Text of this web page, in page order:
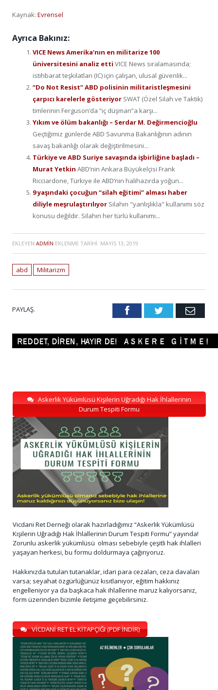
Kaynak: Evrensel
Ayrıca Bakınız:
VICE News Amerika’nın en militarize 100
üniversitesini analiz etti VICE News sıralamasında;
istihbarat teşkilatları (IC) için çalışan, ulusal güvenlik...
“Do Not Resist” ABD polisinin militaristleşmesini
çarpıcı karelerle gösteriyor SWAT (Özel Silah ve Taktik)
timlerinin Ferguson’da “iç düşman”a karşı...
Yıkım ve ölüm bakanlığı – Serdar M. Değirmencioğlu
Geçtiğimiz günlerde ABD Savunma Bakanlığının adının
savaş bakanlığı olarak değiştirilmesini...
Türkiye ve ABD Suriye savaşında işbirliğine başladı –
Murat Yetkin ABD’nin Ankara Büyükelçisi Frank
Ricciardone, Türkiye ile ABD’nin halihazırda yoğun...
9 yaşındaki çocuğun “silah eğitimi” alması haber
diliyle meşrulaştırılıyor Silahın "yanlışlıkla" kullanımı söz
konusu değildir. Silahın her türlü kullanımı...
EKLEYEN ADMIN EKLENME TARIHI: MAYIS 13, 2019
abd Militarizm
PAYLAŞ. FacebookTwitter Email
Askerlik Yükümlüsü Kişilerin Uğradığı Hak İhlallerinin
Durum Tespiti Formu
Vicdani Ret Derneği olarak hazırladığımız “Askerlik Yükümlüsü
Kişilerin Uğradığı Hak İhlallerinin Durum Tespiti Formu” yayında!
Zorunlu askerlik yükümlüsü olması sebebiyle çeşitli hak ihlalleri
yaşayan herkesi, bu formu doldurmaya çağırıyoruz.
Hakkınızda tutulan tutanaklar, idari para cezaları, ceza davaları
varsa; seyahat özgürlüğünüz kısıtlanıyor, eğitim hakkınız
engelleniyor ya da başkaca hak ihlallerine maruz kalıyorsanız,
form üzerinden bizimle iletişime geçebilirsiniz.
VİCDANİ RET EL KİTAPÇIĞI (PDF İNDİR)